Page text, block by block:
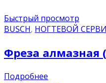
Быстрый просмотр
BUSCH, НОГТЕВОЙ
Фреза алмазная
Подробнее